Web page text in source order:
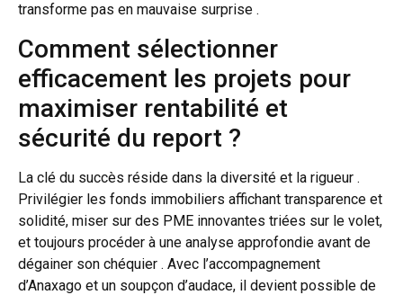
transforme pas en mauvaise surprise .
Comment sélectionner
efficacement les projets pour
maximiser rentabilité et
sécurité du report ?
La clé du succès réside dans la diversité et la rigueur .
Privilégier les fonds immobiliers affichant transparence et
solidité, miser sur des PME innovantes triées sur le volet,
et toujours procéder à une analyse approfondie avant de
dégainer son chéquier . Avec l’accompagnement
d’Anaxago et un soupçon d’audace, il devient possible de